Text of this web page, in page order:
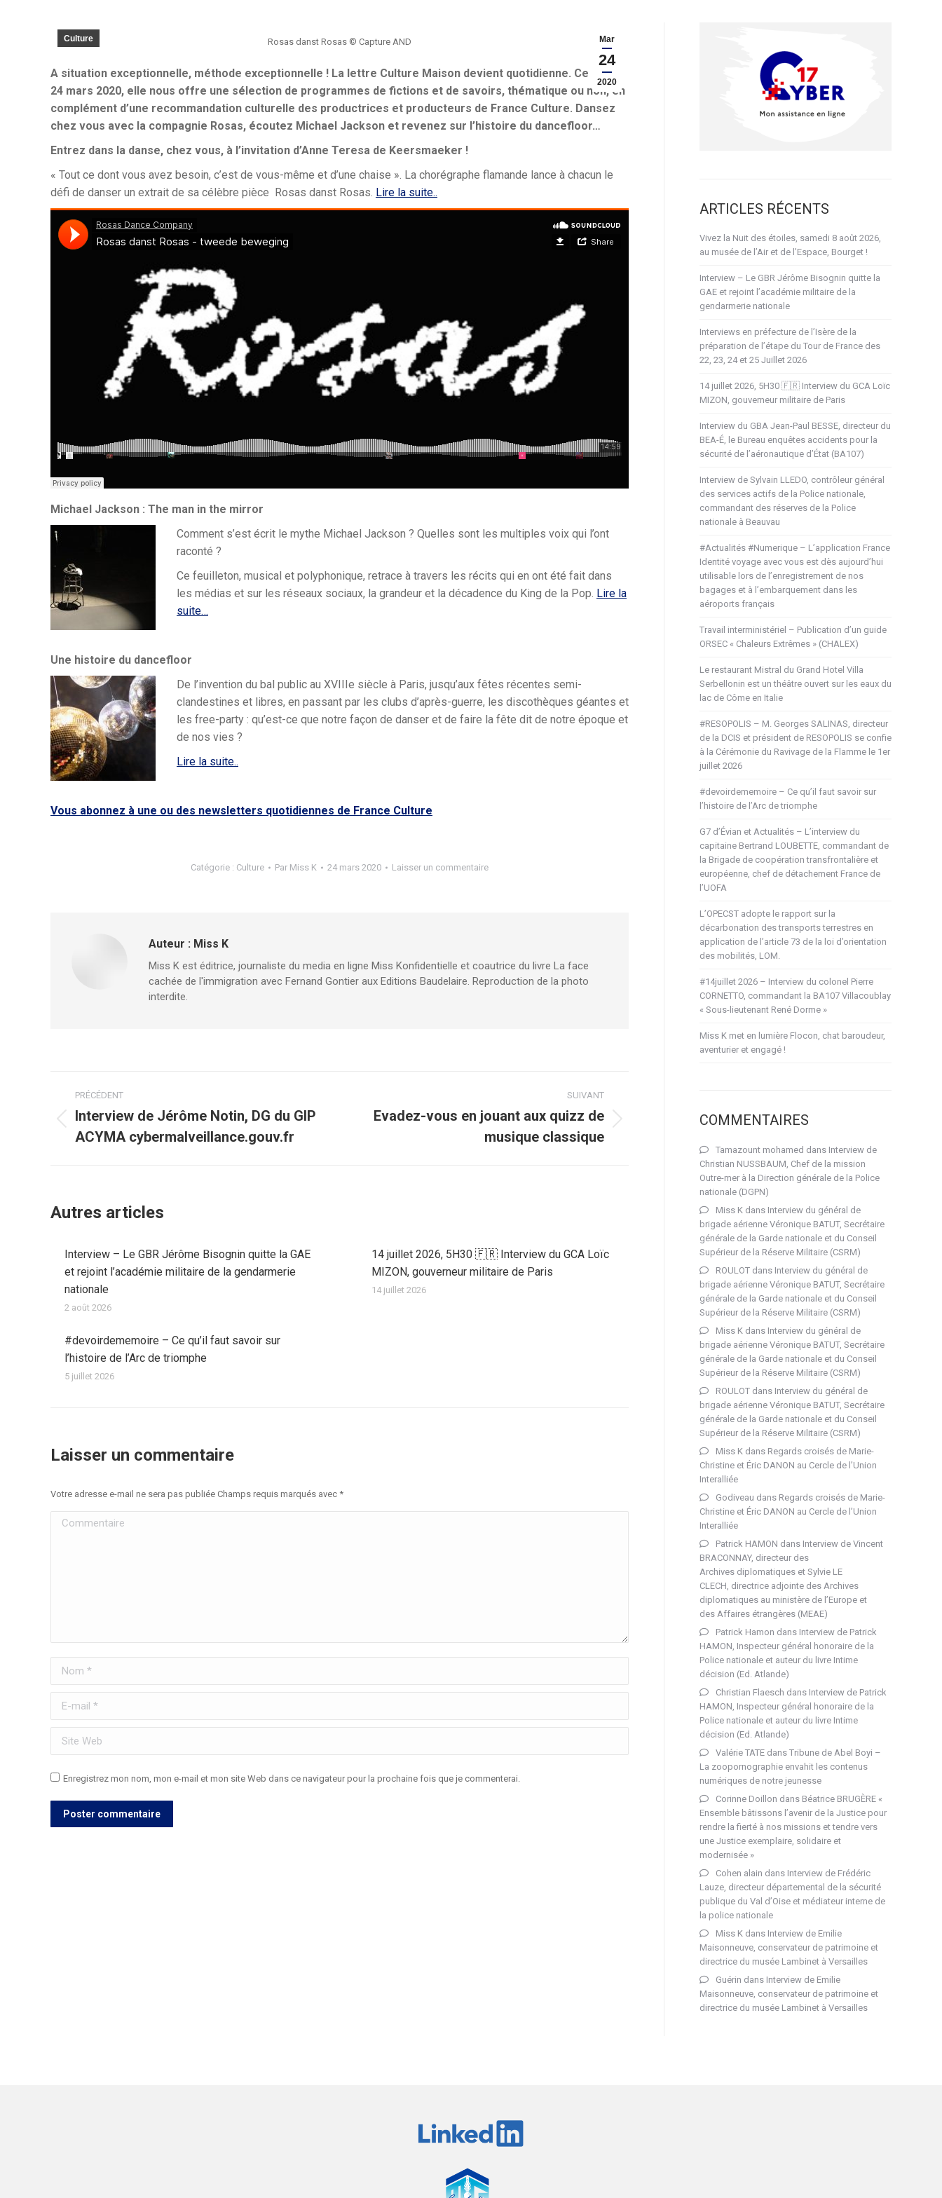
Mar
24
2020
Culture Rosas danst Rosas © Capture AND
A situation exceptionnelle, méthode exceptionnelle ! La lettre Culture Maison devient quotidienne. Ce mardi
24 mars 2020, elle nous offre une sélection de programmes de fictions et de savoirs, thématique ou non, en
complément d’une recommandation culturelle des productrices et producteurs de France Culture. Dansez
chez vous avec la compagnie Rosas, écoutez Michael Jackson et revenez sur l’histoire du dancefloor…
Entrez dans la danse, chez vous, à l’invitation d’Anne Teresa de Keersmaeker !
« Tout ce dont vous avez besoin, c’est de vous-même et d’une chaise ». La chorégraphe flamande lance à chacun le
défi de danser un extrait de sa célèbre pièce Rosas danst Rosas. Lire la suite..
Michael Jackson : The man in the mirror
Comment s’est écrit le mythe Michael Jackson ? Quelles sont les multiples voix qui l’ont
raconté ?
Ce feuilleton, musical et polyphonique, retrace à travers les récits qui en ont été fait dans
les médias et sur les réseaux sociaux, la grandeur et la décadence du King de la Pop. Lire la
suite…
Une histoire du dancefloor
De l’invention du bal public au XVIIIe siècle à Paris, jusqu’aux fêtes récentes semi-
clandestines et libres, en passant par les clubs d’après-guerre, les discothèques géantes et
les free-party : qu’est-ce que notre façon de danser et de faire la fête dit de notre époque et
de nos vies ?
Lire la suite..
Vous abonnez à une ou des newsletters quotidiennes de France Culture
Catégorie : Culture Par Miss K 24 mars 2020 Laisser un commentaire
Auteur : Miss K
Miss K est éditrice, journaliste du media en ligne Miss Konfidentielle et coautrice du livre La face
cachée de l'immigration avec Fernand Gontier aux Editions Baudelaire. Reproduction de la photo
interdite.
Navigation
article
PRÉCÉDENT
précédent
Interview de Jérôme Notin, DG du GIP
ACYMA cybermalveillance.gouv.fr
SUIVANT
Evadez-vous en jouant aux quizz de
musique classique
Autres articles
Interview – Le GBR Jérôme Bisognin quitte la GAE
et rejoint l’académie militaire de la gendarmerie
nationale
2 août 2026
14 juillet 2026, 5H30 🇫🇷 Interview du GCA Loïc
MIZON, gouverneur militaire de Paris
14 juillet 2026
#devoirdememoire – Ce qu’il faut savoir sur
l’histoire de l’Arc de triomphe
5 juillet 2026
Laisser un commentaire
Votre adresse e-mail ne sera pas publiée Champs requis marqués avec *
Commentaire
Nom *
E-mail *
Site Web
Enregistrez mon nom, mon e-mail et mon site Web dans ce navigateur pour la prochaine fois que je commenterai.
Poster commentaire
ARTICLES RÉCENTS
Vivez la Nuit des étoiles, samedi 8 août 2026,
au musée de l’Air et de l’Espace, Bourget !
Interview – Le GBR Jérôme Bisognin quitte la
GAE et rejoint l’académie militaire de la
gendarmerie nationale
Interviews en préfecture de l’Isère de la
préparation de l’étape du Tour de France des
22, 23, 24 et 25 Juillet 2026
14 juillet 2026, 5H30 🇫🇷 Interview du GCA Loïc
MIZON, gouverneur militaire de Paris
Interview du GBA Jean-Paul BESSE, directeur du
BEA-É, le Bureau enquêtes accidents pour la
sécurité de l’aéronautique d’État (BA107)
Interview de Sylvain LLEDO, contrôleur général
des services actifs de la Police nationale,
commandant des réserves de la Police
nationale à Beauvau
#Actualités #Numerique – L’application France
Identité voyage avec vous est dès aujourd’hui
utilisable lors de l’enregistrement de nos
bagages et à l’embarquement dans les
aéroports français
Travail interministériel – Publication d’un guide
ORSEC « Chaleurs Extrêmes » (CHALEX)
Le restaurant Mistral du Grand Hotel Villa
Serbellonin est un théâtre ouvert sur les eaux du
lac de Côme en Italie
#RESOPOLIS – M. Georges SALINAS, directeur
de la DCIS et président de RESOPOLIS se confie
à la Cérémonie du Ravivage de la Flamme le 1er
juillet 2026
#devoirdememoire – Ce qu’il faut savoir sur
l’histoire de l’Arc de triomphe
G7 d’Évian et Actualités – L’interview du
capitaine Bertrand LOUBETTE, commandant de
la Brigade de coopération transfrontalière et
européenne, chef de détachement France de
l’UOFA
L’OPECST adopte le rapport sur la
décarbonation des transports terrestres en
application de l’article 73 de la loi d’orientation
des mobilités, LOM.
#14juillet 2026 – Interview du colonel Pierre
CORNETTO, commandant la BA107 Villacoublay
« Sous-lieutenant René Dorme »
Miss K met en lumière Flocon, chat baroudeur,
aventurier et engagé !
COMMENTAIRES
Tamazount mohamed dans Interview de
Christian NUSSBAUM, Chef de la mission
Outre-mer à la Direction générale de la Police
nationale (DGPN)
Miss K dans Interview du général de
brigade aérienne Véronique BATUT, Secrétaire
générale de la Garde nationale et du Conseil
Supérieur de la Réserve Militaire (CSRM)
ROULOT dans Interview du général de
brigade aérienne Véronique BATUT, Secrétaire
générale de la Garde nationale et du Conseil
Supérieur de la Réserve Militaire (CSRM)
Miss K dans Interview du général de
brigade aérienne Véronique BATUT, Secrétaire
générale de la Garde nationale et du Conseil
Supérieur de la Réserve Militaire (CSRM)
ROULOT dans Interview du général de
brigade aérienne Véronique BATUT, Secrétaire
générale de la Garde nationale et du Conseil
Supérieur de la Réserve Militaire (CSRM)
Miss K dans Regards croisés de Marie-
Christine et Éric DANON au Cercle de l’Union
Interalliée
Godiveau dans Regards croisés de Marie-
Christine et Éric DANON au Cercle de l’Union
Interalliée
Patrick HAMON dans Interview de Vincent
BRACONNAY, directeur des
Archives diplomatiques et Sylvie LE
CLECH, directrice adjointe des Archives
diplomatiques au ministère de l’Europe et
des Affaires étrangères (MEAE)
Patrick Hamon dans Interview de Patrick
HAMON, Inspecteur général honoraire de la
Police nationale et auteur du livre Intime
décision (Ed. Atlande)
Christian Flaesch dans Interview de Patrick
HAMON, Inspecteur général honoraire de la
Police nationale et auteur du livre Intime
décision (Ed. Atlande)
Valérie TATE dans Tribune de Abel Boyi –
La zoopornographie envahit les contenus
numériques de notre jeunesse
Corinne Doillon dans Béatrice BRUGÈRE «
Ensemble bâtissons l’avenir de la Justice pour
rendre la fierté à nos missions et tendre vers
une Justice exemplaire, solidaire et
modernisée »
Cohen alain dans Interview de Frédéric
Lauze, directeur départemental de la sécurité
publique du Val d’Oise et médiateur interne de
la police nationale
Miss K dans Interview de Emilie
Maisonneuve, conservateur de patrimoine et
directrice du musée Lambinet à Versailles
Guérin dans Interview de Emilie
Maisonneuve, conservateur de patrimoine et
directrice du musée Lambinet à Versailles